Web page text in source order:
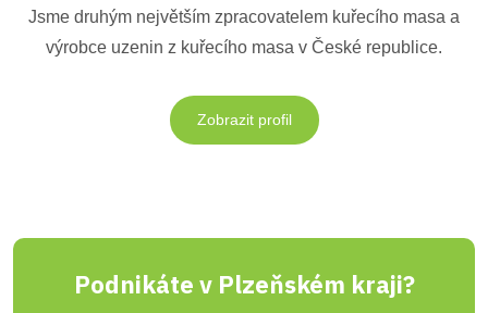
Jsme druhým největším zpracovatelem kuřecího masa a
výrobce uzenin z kuřecího masa v České republice.
Zobrazit profil
Podnikáte v Plzeňském kraji?